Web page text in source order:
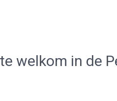
welkom in de